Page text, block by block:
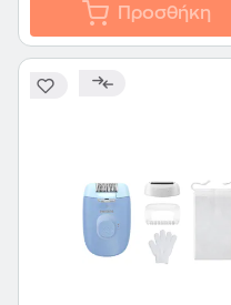
Προσθήκη